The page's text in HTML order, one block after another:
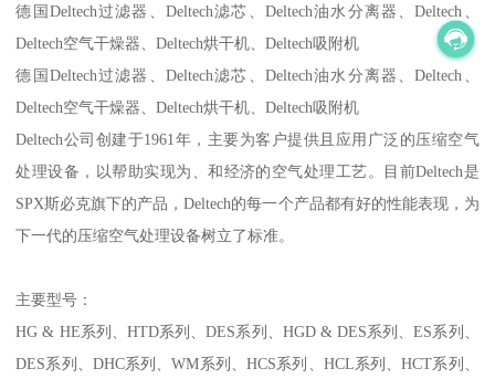
德国Deltech过滤器、Deltech滤芯、Deltech油水分离器、Deltech、
Deltech空气干燥器、Deltech烘干机、Deltech吸附机
德国Deltech过滤器、Deltech滤芯、Deltech油水分离器、Deltech、
Deltech空气干燥器、Deltech烘干机、Deltech吸附机
Deltech公司创建于1961年，主要为客户提供且应用广泛的压缩空气
处理设备，以帮助实现为、和经济的空气处理工艺。目前Deltech是
SPX斯必克旗下的产品，Deltech的每一个产品都有好的性能表现，为
下一代的压缩空气处理设备树立了标准。
主要型号：
HG & HE系列、HTD系列、DES系列、HGD & DES系列、ES系列、
DES系列、DHC系列、WM系列、HCS系列、HCL系列、HCT系列、